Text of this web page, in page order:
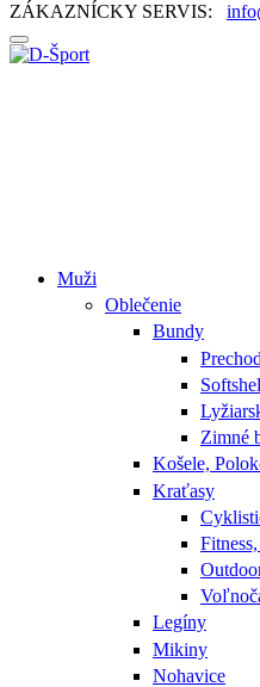
ZÁKAZNÍCKY SERVIS:
Muži
Oblečenie
Bundy
Zimné
Košele,
Kraťasy
Legíny
Mikiny
Nohavice